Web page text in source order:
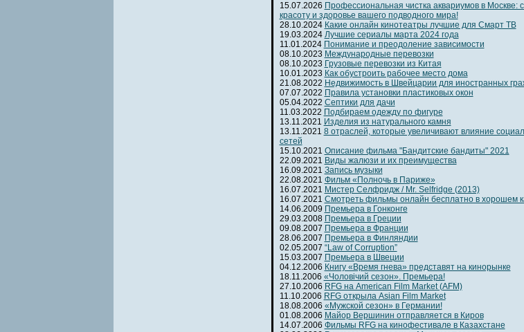
15.07.2026 Профессиональная чистка аквариумов в Москве:
красоту и здоровье вашего подводного мира!
28.10.2024 Какие онлайн кинотеатры лучшие для Смарт ТВ
19.03.2024 Лучшие сериалы марта 2024 года
11.01.2024 Понимание и преодоление зависимости
08.10.2023 Международные перевозки
08.10.2023 Грузовые перевозки из Китая
10.01.2023 Как обустроить рабочее место дома
21.08.2022 Недвижимость в Швейцарии для иностранных
07.07.2022 Правила установки пластиковых окон
05.04.2022 Септики для дачи
11.03.2022 Подбираем одежду по фигуре
13.11.2021 Изделия из натурального камня
13.11.2021 8 отраслей, которые увеличивают влияние
сетей
15.10.2021 Описание фильма "Бандитские бандиты" 2021
22.09.2021 Виды жалюзи и их преимущества
16.09.2021 Запись музыки
22.08.2021 Фильм «Полночь в Париже»
16.07.2021 Мистер Селфридж / Mr. Selfridge (2013)
16.07.2021 Смотреть фильмы онлайн бесплатно в хорошем
14.06.2009 Премьера в Гонконге
29.03.2008 Премьера в Греции
09.08.2007 Премьера в Франции
28.06.2007 Премьера в Финляндии
02.05.2007 “Law of Corruption”
15.03.2007 Премьера в Швеции
04.12.2006 Книгу «Время гнева» представят на кинорынке
18.11.2006 «Чоловiчий сезон». Премьера!
27.10.2006 RFG на American Film Market (AFM)
11.10.2006 RFG открыла Asian Film Market
18.08.2006 «Мужской сезон» в Германии!
01.08.2006 Майор Вершинин отправляется в Киров
14.07.2006 Фильмы RFG на кинофестивале в Казахстане